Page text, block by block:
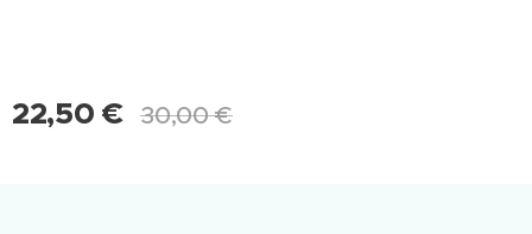
22,50 € 30,00€